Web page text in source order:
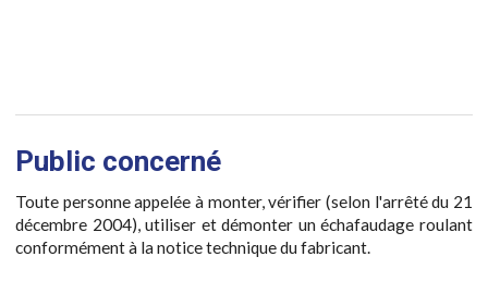
Public concerné
Toute personne appelée à monter, vérifier (selon l'arrêté du 21
décembre 2004), utiliser et démonter un échafaudage roulant
conformément à la notice technique du fabricant.